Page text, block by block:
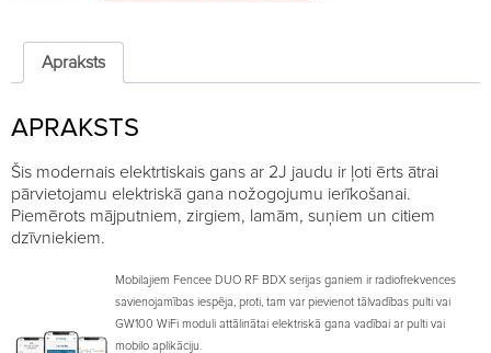
DUO
BDX20,
ar
quantity
Apraksts
APRAKSTS
Šis modernais elektrtiskais gans ar 2J jaudu ir ļoti ērts ātrai
pārvietojamu elektriskā gana nožogojumu ierīkošanai.
Piemērots mājputniem, zirgiem, lamām, suņiem un citiem
dzīvniekiem.
Mobilajiem Fencee DUO RF BDX serijas ganiem ir radiofrekvences
savienojamības iespēja, proti, tam var pievienot tālvadības pulti vai
GW100 WiFi moduli attālinātai elektriskā gana vadībai ar pulti vai
mobilo aplikāciju.